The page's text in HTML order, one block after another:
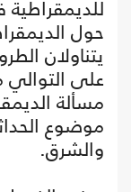
حول
يتناولان
على
مسألة
موضوع
والشرق.